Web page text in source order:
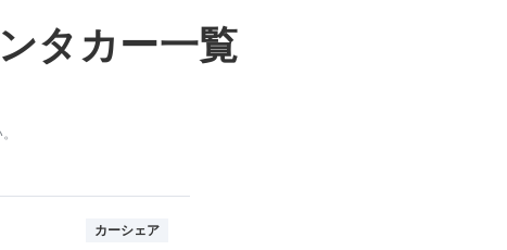
タカー一覧
カーシェア